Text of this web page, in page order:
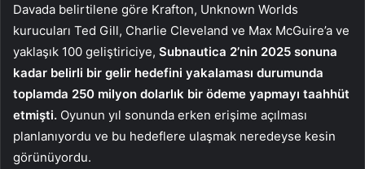
Davada belirtilene göre Krafton, Unknown Worlds
kurucuları Ted Gill, Charlie Cleveland ve Max McGuire’a ve
yaklaşık 100 geliştiriciye, Subnautica 2’nin 2025 sonuna
kadar belirli bir gelir hedefini yakalaması durumunda
toplamda 250 milyon dolarlık bir ödeme yapmayı taahhüt
etmişti. Oyunun yıl sonunda erken erişime açılması
planlanıyordu ve bu hedeflere ulaşmak neredeyse kesin
görünüyordu.